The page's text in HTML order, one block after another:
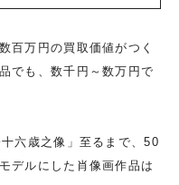
百万円の買取価値がつく
でも、数千円～数万円で
六歳之像」至るまで、50
デルにした肖像画作品は